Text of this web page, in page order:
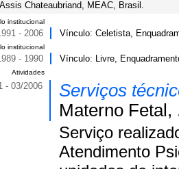
Chateaubriand, MEAC, Brasil.
institucional
- 2006 Vínculo: Celetista,
institucional
- 1990 Vínculo: Livre,
Atividades
- 03/2006
Serviços
Materno Fetal,
Serviço
Atendimento